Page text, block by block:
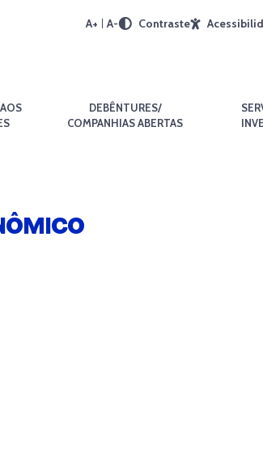
A+ A- Contraste
DEBÊNTURES/
COMPANHIAS ABERTAS